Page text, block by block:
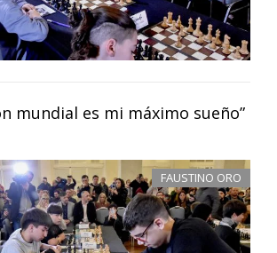
mundial es mi máximo sueño”
FAUSTINO ORO